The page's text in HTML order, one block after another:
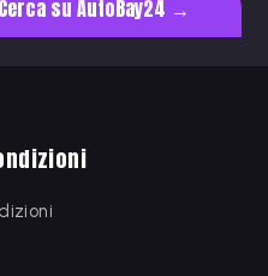
Cerca su AutoBay24 →